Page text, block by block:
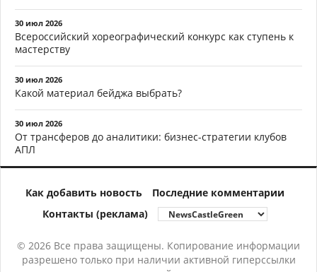
30 июл 2026
Всероссийский хореографический конкурс как ступень к
мастерству
30 июл 2026
Какой материал бейджа выбрать?
30 июл 2026
От трансферов до аналитики: бизнес-стратегии клубов
АПЛ
Как добавить новость
Последние комментарии
Контакты (реклама)
© 2026 Все права защищены. Копирование информации
разрешено только при наличии активной гиперссылки